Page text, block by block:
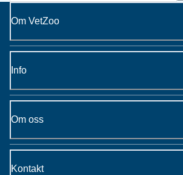
Om VetZoo
Info
Om oss
Kontakt